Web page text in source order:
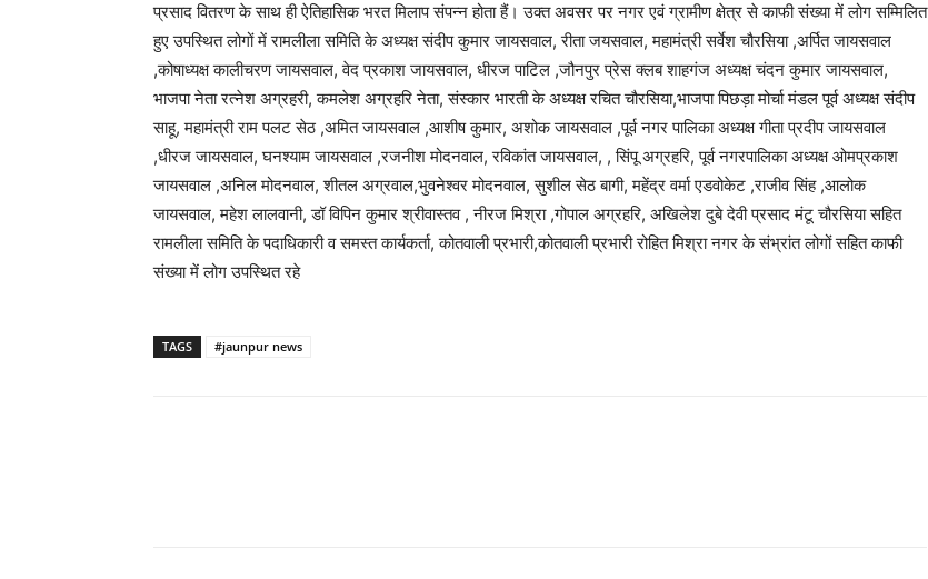
प्रसाद वितरण के साथ ही ऐतिहासिक भरत मिलाप संपन्न होता हैं। उक्त अवसर पर नगर एवं ग्रामीण क्षेत्र से काफी संख्या में लोग सम्मिलित
हुए उपस्थित लोगों में रामलीला समिति के अध्यक्ष संदीप कुमार जायसवाल, रीता जयसवाल, महामंत्री सर्वेश चौरसिया ,अर्पित जायसवाल
,कोषाध्यक्ष कालीचरण जायसवाल, वेद प्रकाश जायसवाल, धीरज पाटिल ,जौनपुर प्रेस क्लब शाहगंज अध्यक्ष चंदन कुमार जायसवाल,
भाजपा नेता रत्नेश अग्रहरी, कमलेश अग्रहरि नेता, संस्कार भारती के अध्यक्ष रचित चौरसिया,भाजपा पिछड़ा मोर्चा मंडल पूर्व अध्यक्ष संदीप
साहू, महामंत्री राम पलट सेठ ,अमित जायसवाल ,आशीष कुमार, अशोक जायसवाल ,पूर्व नगर पालिका अध्यक्ष गीता प्रदीप जायसवाल
,धीरज जायसवाल, घनश्याम जायसवाल ,रजनीश मोदनवाल, रविकांत जायसवाल, , सिंपू अग्रहरि, पूर्व नगरपालिका अध्यक्ष ओमप्रकाश
जायसवाल ,अनिल मोदनवाल, शीतल अग्रवाल,भुवनेश्वर मोदनवाल, सुशील सेठ बागी, महेंद्र वर्मा एडवोकेट ,राजीव सिंह ,आलोक
जायसवाल, महेश लालवानी, डॉ विपिन कुमार श्रीवास्तव , नीरज मिश्रा ,गोपाल अग्रहरि, अखिलेश दुबे देवी प्रसाद मंटू चौरसिया सहित
रामलीला समिति के पदाधिकारी व समस्त कार्यकर्ता, कोतवाली प्रभारी,कोतवाली प्रभारी रोहित मिश्रा नगर के संभ्रांत लोगों सहित काफी
संख्या में लोग उपस्थित रहे
TAGS #jaunpur news